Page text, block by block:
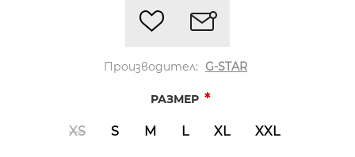
Производител: G-STAR
РАЗМЕР *
XS S M L XL XXL